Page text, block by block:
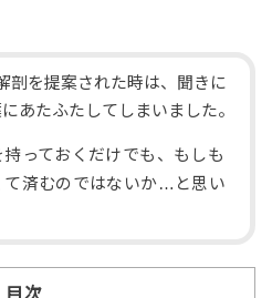
剖を提案された時は、聞きに
あたふたしてしまいました。
っておくだけでも、もしも
て済むのではないか…と思い